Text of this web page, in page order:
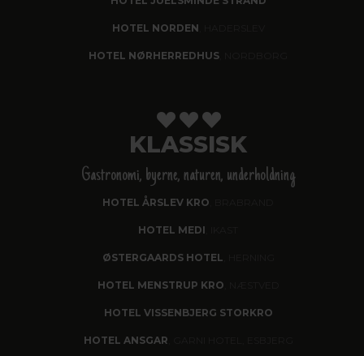
HOTEL NORDEN
HOTEL NØRHERREDHUS
KLASSISK
Gastronomi, byerne, naturen, underholdning
HOTEL ÅRSLEV KRO
HOTEL MEDI
ØSTERGAARDS HOTEL
HOTEL MENSTRUP KRO
HOTEL VISSENBJERG STORKRO
HOTEL ANSGAR